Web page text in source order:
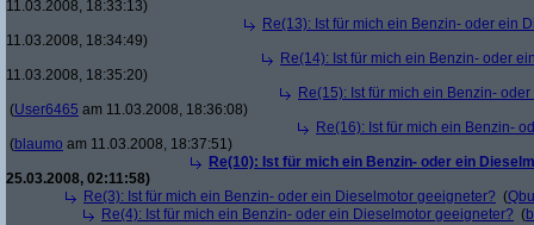
11.03.2008, 18:33:13)
Re(13): Ist für mich ein Benzin- oder ein
11.03.2008, 18:34:49)
Re(14): Ist für mich ein Benzin- oder
11.03.2008, 18:35:20)
Re(15): Ist für mich ein Benzin-
(User6465 am 11.03.2008, 18:36:08)
Re(16): Ist für mich ein Benzin-
(blaumo am 11.03.2008, 18:37:51)
Re(10): Ist für mich ein Benzin- oder ein
25.03.2008, 02:11:58)
Re(3): Ist für mich ein Benzin- oder ein Dieselmotor geeigneter? (
Re(4): Ist für mich ein Benzin- oder ein Dieselmotor geeigneter? (